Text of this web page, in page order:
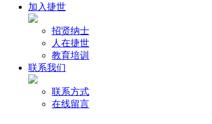
加入捷世
招贤纳士
人在捷世
教育培训
联系我们
联系方式
在线留言